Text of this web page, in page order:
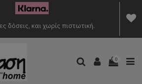
δόσεις, και χωρίς πιστωτική.
0